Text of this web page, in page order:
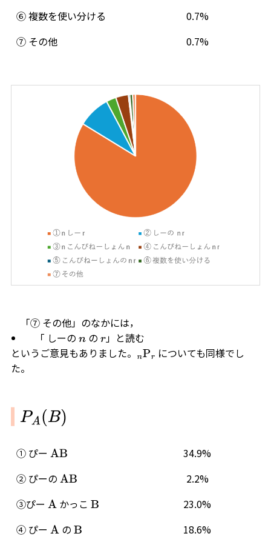
⑥ 複数を使い分ける
0.7%
⑦ その他
0.7%
「⑦ その他」のなかには，
「 しーの nの r」と読む
というご意見もありました。 nPr についても同様でし
た。
PA(B)
① ぴー AB
34.9%
② ぴーの AB
2.2%
③ぴー A かっこ B
23.0%
④ ぴー A の B 18.6%